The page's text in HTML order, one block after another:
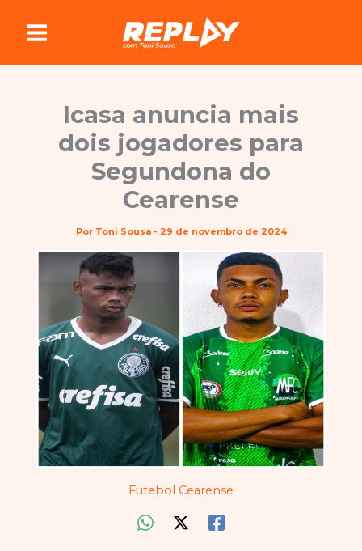
conteúdo
Icasa anuncia mais
dois jogadores para
Segundona do
Cearense
Por Toni Sousa - 29 de novembro de 2024
Futebol Cearense